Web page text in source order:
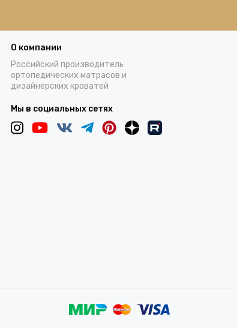
О компании
Российский производитель
ортопедических матрасов и
дизайнерских кроватей
Мы в социальных сетях